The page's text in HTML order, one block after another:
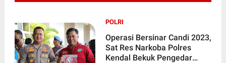
POLRI
Operasi Bersinar Candi 2023,
Sat Res Narkoba Polres
Kendal Bekuk Pengedar